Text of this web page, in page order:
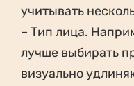
учитывать
– Тип лица.
лучше выбирать
визуально